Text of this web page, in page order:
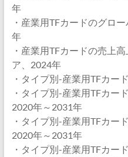
年
・産業用TFカードのグロ
年
・産業用TFカードの売上
ア、2024年
・タイプ別-産業用TFカー
・タイプ別-産業用TFカー
2020年～2031年
・タイプ別-産業用TFカー
2020年～2031年
・タイプ別-産業用TFカー